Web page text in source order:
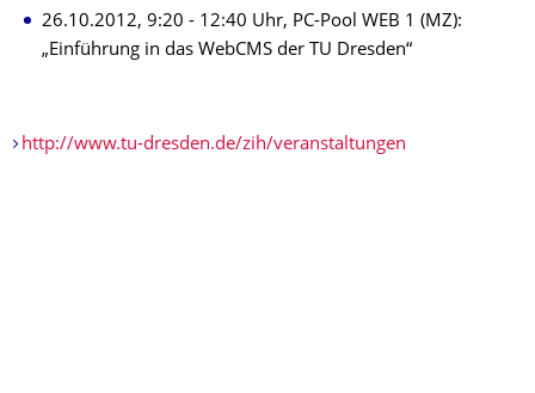
26.10.2012, 9:20 - 12:40 Uhr, PC-Pool WEB 1 (MZ):
„Einführung in das WebCMS der TU Dresden“
http://www.tu-dresden.de/zih/veranstaltungen